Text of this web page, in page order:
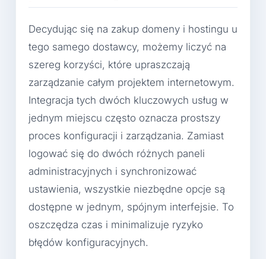
Decydując się na zakup domeny i hostingu u
tego samego dostawcy, możemy liczyć na
szereg korzyści, które upraszczają
zarządzanie całym projektem internetowym.
Integracja tych dwóch kluczowych usług w
jednym miejscu często oznacza prostszy
proces konfiguracji i zarządzania. Zamiast
logować się do dwóch różnych paneli
administracyjnych i synchronizować
ustawienia, wszystkie niezbędne opcje są
dostępne w jednym, spójnym interfejsie. To
oszczędza czas i minimalizuje ryzyko
błędów konfiguracyjnych.